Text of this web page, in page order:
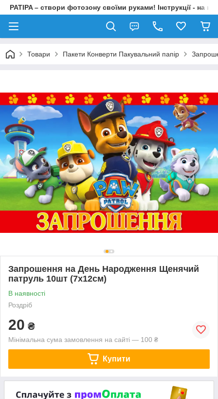
PATIPA – створи фотозону своїми руками! Інструкції - на
Товари Пакети Конверти Пакувальний папір
Запрошення на День Народження Щенячий
патруль 10шт (7x12см)
В наявності
Роздріб
20 ₴
Мінімальна сума замовлення на сайті — 100 ₴
Купити